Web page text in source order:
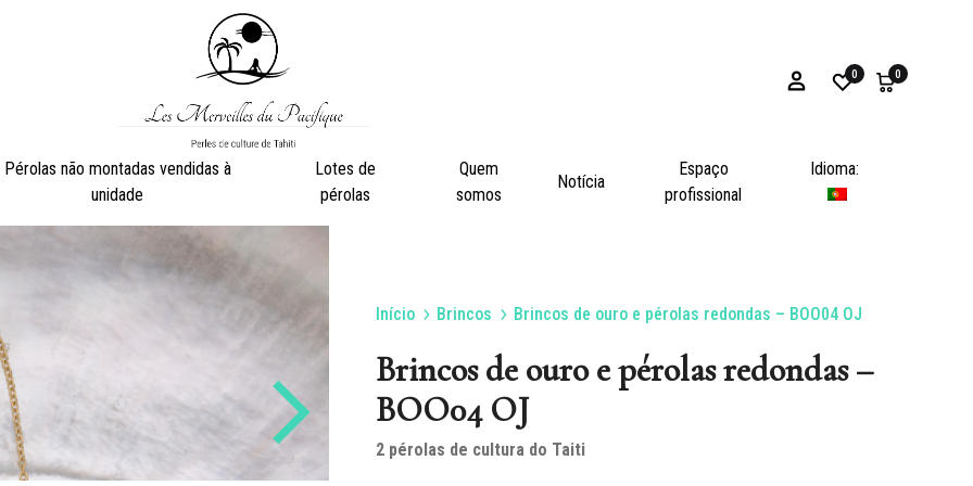
Les
Merveilles
Perles
de
Tahiti
0 0
Argolas Pulseiras
Adornos Colar de pérolas
Pérolas não montadas vendidas à
unidade
Lotes de
pérolas
Quem
somos
Notícia
Espaço
profissional
Idioma:
Início Brincos Brincos de ouro e pérolas redondas – BOO04 OJ
Brincos de ouro e pérolas redondas –
BOO04 OJ
2 pérolas de cultura do Taiti